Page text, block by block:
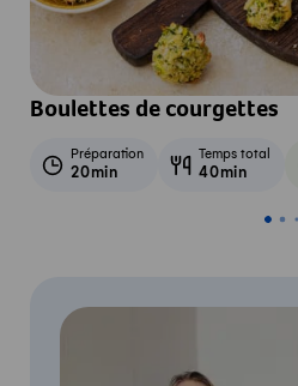
Boulettes de courgettes
Préparation
20min
Temps total
40min